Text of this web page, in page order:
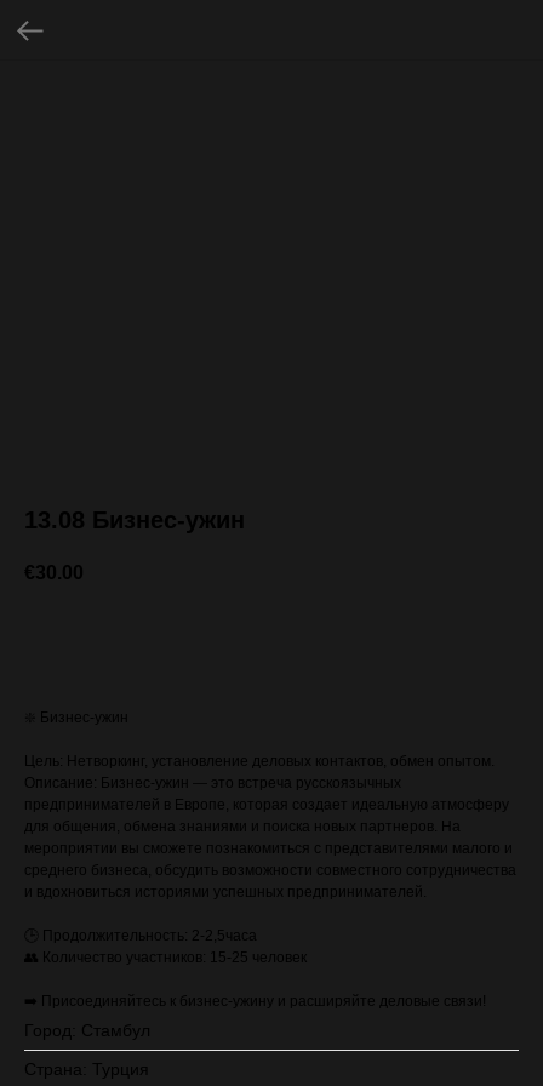
13.08 Бизнес-ужин
€30.00
❇️ Бизнес-ужин
Цель: Нетворкинг, установление деловых контактов, обмен опытом.
Описание: Бизнес-ужин — это встреча русскоязычных
предпринимателей в Европе, которая создает идеальную атмосферу
для общения, обмена знаниями и поиска новых партнеров. На
мероприятии вы сможете познакомиться с представителями малого и
среднего бизнеса, обсудить возможности совместного сотрудничества
и вдохновиться историями успешных предпринимателей.
🕒 Продолжительность: 2-2,5часа
👥 Количество участников: 15-25 человек
➡️ Присоединяйтесь к бизнес-ужину и расширяйте деловые связи!
Город: Стамбул
Страна: Турция